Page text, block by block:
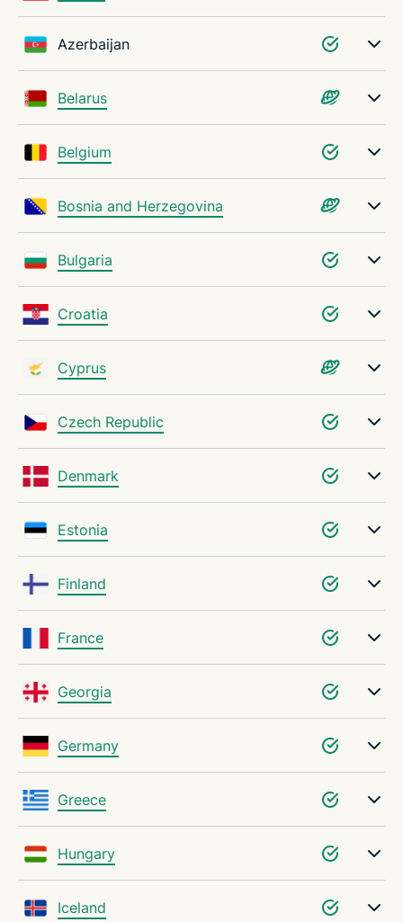
Azerbaijan
Belarus
Belgium
Bosnia and Herzegovina
Bulgaria
Croatia
Cyprus
Czech Republic
Denmark
Estonia
Finland
France
Georgia
Germany
Greece
Hungary
Iceland